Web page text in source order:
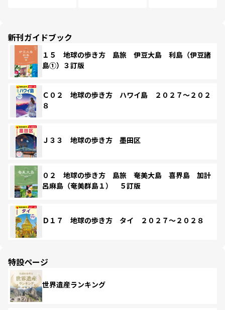
新刊ガイドブック
１５ 地球の歩き方 島旅 伊豆大島 利島（伊豆諸
島①）３訂版
Ｃ０２ 地球の歩き方 ハワイ島 ２０２７～２０２
８
Ｊ３３ 地球の歩き方 墨田区
０２ 地球の歩き方 島旅 奄美大島 喜界島 加計
呂麻島（奄美群島１） ５訂版
Ｄ１７ 地球の歩き方 タイ ２０２７～２０２８
特設ページ
世界遺産ランキング